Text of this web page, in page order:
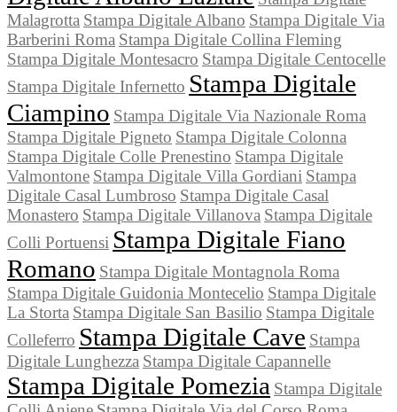
Malagrotta Stampa Digitale Albano Stampa Digitale Via
Barberini Roma Stampa Digitale Collina Fleming
Stampa Digitale Montesacro Stampa Digitale Centocelle
Stampa Digitale Infernetto Stampa Digitale
Ciampino Stampa Digitale Via Nazionale Roma
Stampa Digitale Pigneto Stampa Digitale Colonna
Stampa Digitale Colle Prenestino Stampa Digitale
Valmontone Stampa Digitale Villa Gordiani Stampa
Digitale Casal Lumbroso Stampa Digitale Casal
Monastero Stampa Digitale Villanova Stampa Digitale
Colli Portuensi Stampa Digitale Fiano
Romano Stampa Digitale Montagnola Roma
Stampa Digitale Guidonia Montecelio Stampa Digitale
La Storta Stampa Digitale San Basilio Stampa Digitale
Colleferro Stampa Digitale Cave Stampa
Digitale Lunghezza Stampa Digitale Capannelle
Stampa Digitale Pomezia Stampa Digitale